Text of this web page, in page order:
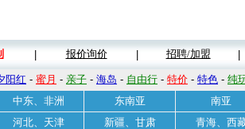
报价询价 招聘/加盟
阳红 - 蜜月 - 亲子 - 海岛 - 自由行 - 特价 - 特色 - 纯
中东、非洲 东南亚 南亚
河北、天津 新疆、甘肃 青海、西